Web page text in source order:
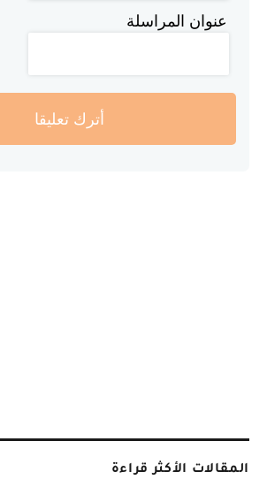
عنوان المراسلة
أترك تعليقا
المقالات الأكثر قراءة